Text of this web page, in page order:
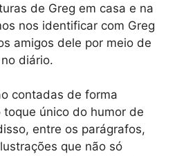
de Greg em casa e na
nos identificar com Greg
amigos dele por meio de
diário.
contadas de forma
toque único do humor de
entre os parágrafos,
que não só